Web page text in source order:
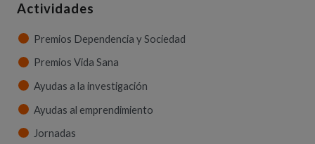
Actividades
Premios Dependencia y Sociedad
Premios Vida Sana
Ayudas a la investigación
Ayudas al emprendimiento
Jornadas